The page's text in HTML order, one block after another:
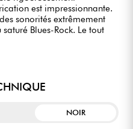
est impressionnante.
sonorités extrêmement
Blues-Rock. Le tout
NOIR